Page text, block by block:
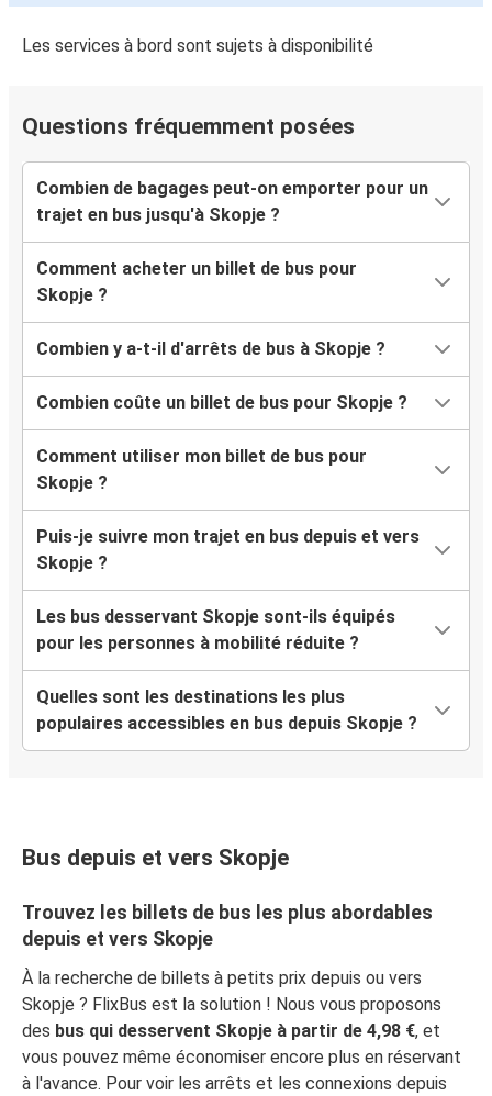
Skopje
Skopje
Bujanovac
Karlsruhe
Skopje
Karlsruhe
Skopje
Paris
Bujanovac
Paris
Strasbourg
Skopje
Skopje
Strasbourg
Vlore
Les services à bord sont sujets à disponibilité
Questions fréquemment posées
Combien de bagages peut-on emporter pour un
trajet en bus jusqu'à Skopje ?
Comment acheter un billet de bus pour
Skopje ?
Combien y a-t-il d'arrêts de bus à Skopje ?
Combien coûte un billet de bus pour Skopje ?
Comment utiliser mon billet de bus pour
Skopje ?
Puis-je suivre mon trajet en bus depuis et vers
Skopje ?
Les bus desservant Skopje sont-ils équipés
pour les personnes à mobilité réduite ?
Quelles sont les destinations les plus
populaires accessibles en bus depuis Skopje ?
Bus depuis et vers Skopje
Trouvez les billets de bus les plus abordables
depuis et vers Skopje
À la recherche de billets à petits prix depuis ou vers
Skopje ? FlixBus est la solution ! Nous vous proposons
des bus qui desservent Skopje à partir de 4,98 €, et
vous pouvez même économiser encore plus en réservant
à l'avance. Pour voir les arrêts et les connexions depuis